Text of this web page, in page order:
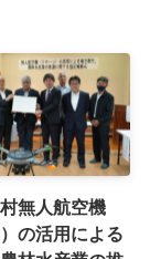
無人航空機
）の活用による